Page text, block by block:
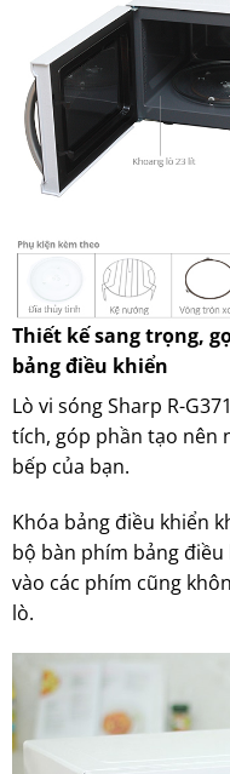
Thiết kế sang trọng,
bảng điều khiển
Lò vi sóng Sharp R-
tích, góp phần tạo nên
bếp của bạn.
Khóa bảng điều khiển
bộ bàn phím bảng
vào các phím cũng
lò.